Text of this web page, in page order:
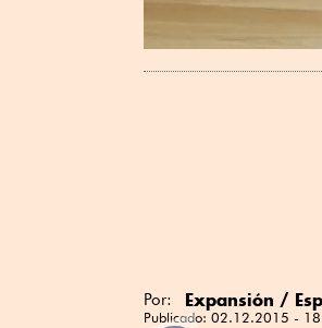
Por: Expansión /
Publicado: 02.12.2015 -